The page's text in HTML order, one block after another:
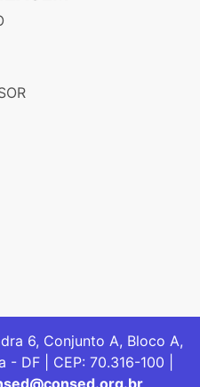
6, Conjunto A, Bloco A,
- DF | CEP: 70.316-100 |